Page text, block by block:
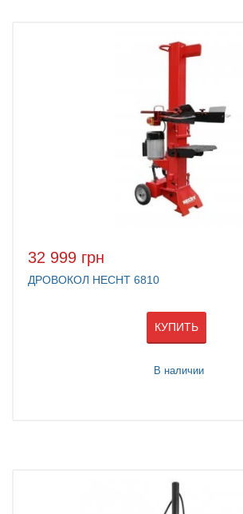
32 999 грн
ДРОВОКОЛ HECHT 6810
КУПИТЬ
В наличии